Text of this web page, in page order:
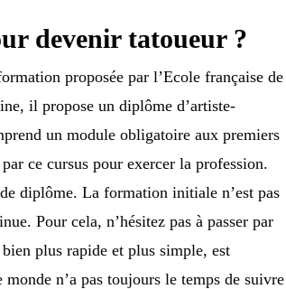
devenir tatoueur ?
proposée par l’Ecole française de
il propose un diplôme d’artiste-
un module obligatoire aux premiers
ce cursus pour exercer la profession.
diplôme. La formation initiale n’est pas
Pour cela, n’hésitez pas à passer par
plus rapide et plus simple, est
n’a pas toujours le temps de suivre